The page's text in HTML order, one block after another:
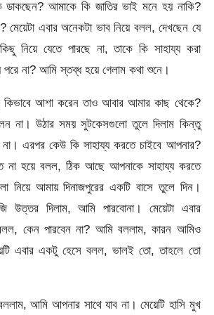
আমাকে কি জাতির ভাই মনে হয় নাকি?
এবার অনেকটা ভাব নিয়ে বলল, দেখছেন যে
নিয়ে যেতে পারছে না, তাকে কি সাহায্য করা
পরে না? আমি স্তব্ধ হয়ে গেলাম কথা শুনে।
কিভাবে আশা করেন তাও আবার আমার কাছ থেকে?
না। উঠার সময় সুটকেসগুলো তুলে দিলাম কিন্তু
এরপর কেউ কি সাহায্য করতে চাইবে আপনার?
না হয়ে বলল, ঠিক আছে আপনাকে সাহায্য করতে
নিয়ে আমায় দিনাজপুরের একটি বাসে তুলে দিন।
উত্তর দিলাম, আমি পারবোনা। মেয়েটা এবার
বলল, কেন পারবেন না? আমি বললাম, কারন আমিও
এবার একটু হেসে বলল, ভালই তো, তাহলে তো
আমি আপনার সাথে যাব না। মেয়েটি হাসি মুখ